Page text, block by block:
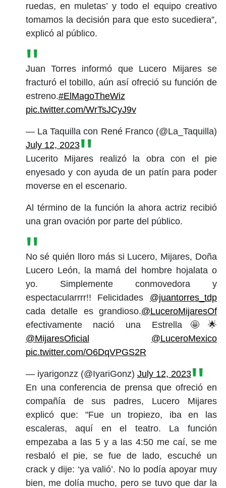
ruedas, en muletas’ y todo el equipo creativo
tomamos la decisión para que esto sucediera”,
explicó al público.
Juan Torres informó que Lucero Mijares se
fracturó el tobillo, aún así ofreció su función de
estreno.#ElMagoTheWiz
pic.twitter.com/WrTsJCyJ9v
— La Taquilla con René Franco (@La_Taquilla)
July 12, 2023
Lucerito Mijares realizó la obra con el pie
enyesado y con ayuda de un patín para poder
moverse en el escenario.
Al término de la función la ahora actriz recibió
una gran ovación por parte del público.
No sé quién lloro más si Lucero, Mijares, Doña
Lucero León, la mamá del hombre hojalata o
yo. Simplemente conmovedora y
espectacularrrr!! Felicidades @juantorres_tdp
cada detalle es grandioso.@LuceroMijaresOf
efectivamente nació una Estrella🤩🌟
@MijaresOficial
@LuceroMexico
pic.twitter.com/O6DqVPGS2R
— iyarigonzz (@IyariGonz) July 12, 2023
En una conferencia de prensa que ofreció en
compañía de sus padres, Lucero Mijares
explicó que: "Fue un tropiezo, iba en las
escaleras, aquí en el teatro. La función
empezaba a las 5 y a las 4:50 me caí, se me
resbaló el pie, se fue de lado, escuché un
crack y dije: ‘ya valió’. No lo podía apoyar muy
bien, me dolía mucho, pero se tuvo que dar la